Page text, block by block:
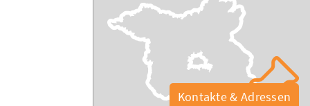
Kontakte & Adressen